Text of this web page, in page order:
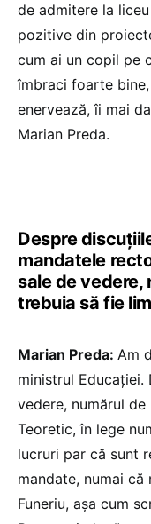
de admitere la
pozitive din
cum ai un copil pe
îmbraci foarte
enervează, îi mai
Marian Preda.
Despre
mandatele
sale de vedere,
trebuia să fie
Marian Preda: Am
ministrul Educației.
vedere, numărul
Teoretic, în lege
lucruri par că sunt
mandate, numai că
Funeriu, așa cum